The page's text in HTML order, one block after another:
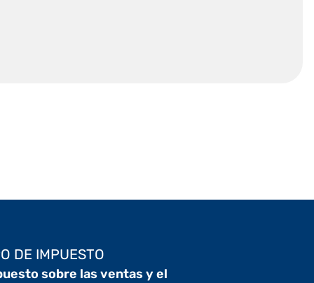
DE IMPUESTO
sobre las ventas y el